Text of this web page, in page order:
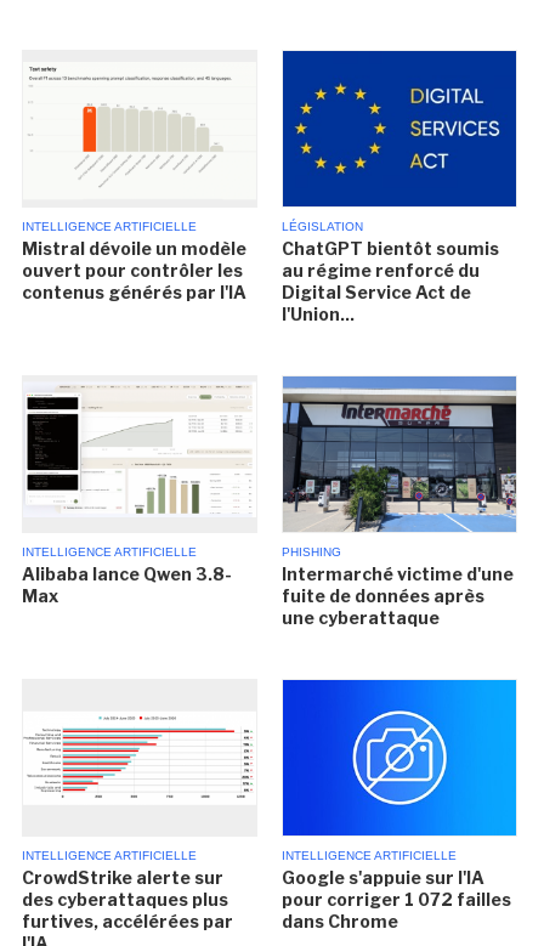
INTELLIGENCE ARTIFICIELLE
Mistral dévoile un modèle
ouvert pour contrôler les
contenus générés par l'IA
LÉGISLATION
ChatGPT bientôt soumis
au régime renforcé du
Digital Service Act de
l'Union...
INTELLIGENCE ARTIFICIELLE
Alibaba lance Qwen 3.8-
Max
PHISHING
Intermarché victime d'une
fuite de données après
une cyberattaque
INTELLIGENCE ARTIFICIELLE
CrowdStrike alerte sur
des cyberattaques plus
furtives, accélérées par
INTELLIGENCE ARTIFICIELLE
Google s'appuie sur l'IA
pour corriger 1 072 failles
dans Chrome